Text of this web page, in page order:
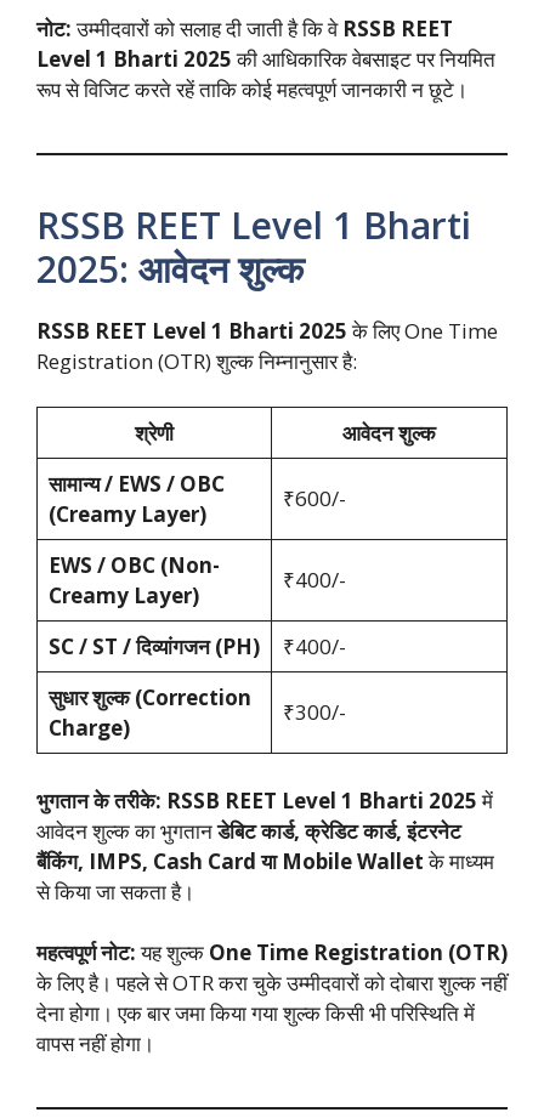
नोट:उम्मीदवारों को सलाह दी जाती है कि वे RSSB REET
Level 1 Bharti 2025की आधिकारिक वेबसाइट पर नियमित
रूप से विजिट करते रहें ताकि कोई महत्वपूर्ण जानकारी न छूटे।
RSSB REET Level 1 Bharti
2025: आवेदन शुल्क
RSSB REET Level 1 Bharti 2025के लिए One Time
Registration (OTR) शुल्क निम्नानुसार है:
श्रेणी
आवेदन शुल्क
सामान्य / EWS / OBC
(Creamy Layer)
₹600/-
EWS / OBC (Non-
Creamy Layer)
₹400/-
SC / ST / दिव्यांगजन (PH)
₹400/-
सुधार शुल्क (Correction
Charge)
₹300/-
भुगतान के तरीके: RSSB REET Level 1 Bharti 2025में
आवेदन शुल्क का भुगतानडेबिट कार्ड, क्रेडिट कार्ड, इंटरनेट
बैंकिंग, IMPS, Cash Card या Mobile Walletके माध्यम
से किया जा सकता है।
महत्वपूर्ण नोट:यह शुल्क One Time Registration (OTR)
के लिए है। पहले से OTR करा चुके उम्मीदवारों को दोबारा शुल्क नहीं
देना होगा। एक बार जमा किया गया शुल्क किसी भी परिस्थिति में
वापस नहीं होगा।